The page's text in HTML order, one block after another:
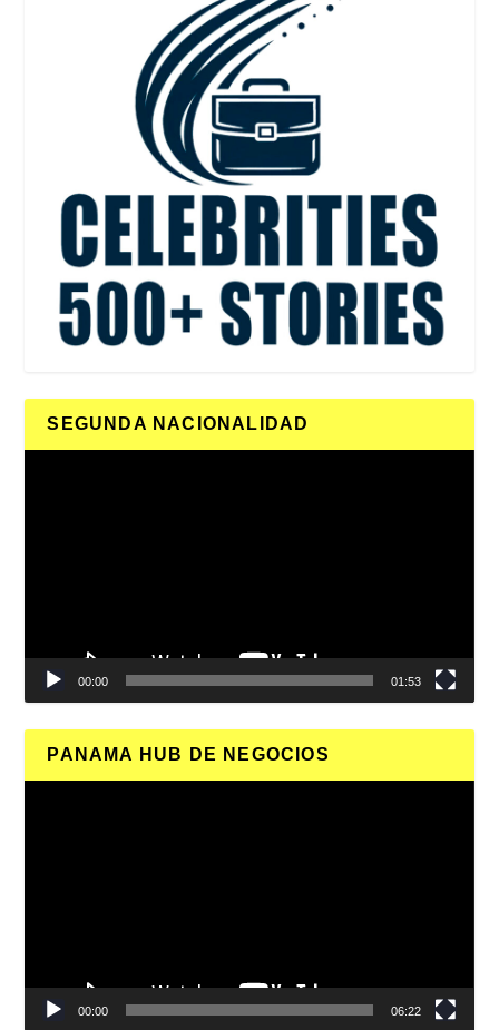
SEGUNDA NACIONALIDAD
00:00 01:53
PANAMA HUB DE NEGOCIOS
00:00 06:22